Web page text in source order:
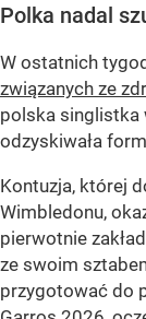
Polka nadal
W ostatnich
związanych ze
polska singlistka
odzyskiwała
Kontuzja, której
Wimbledonu,
pierwotnie
ze swoim
przygotować do